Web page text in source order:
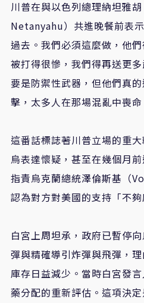
川普在與以色列總理納坦雅
Netanyahu）共進晚餐前表
過去。我們必須這麼做，他
被打得很慘，我們得再送更
要是防禦性武器，但他們真
擊，太多人在那場混亂中喪命
這番話標誌著川普立場的重
烏表達懷疑，甚至在幾個月
指責烏克蘭總統澤倫斯基（
認為對方對美國的支持「不夠
白宮上周坦承，政府已暫停
彈與精確導引炸彈與飛彈，
庫存日益減少。當時白宮發
藥分配的重新評估。這項決